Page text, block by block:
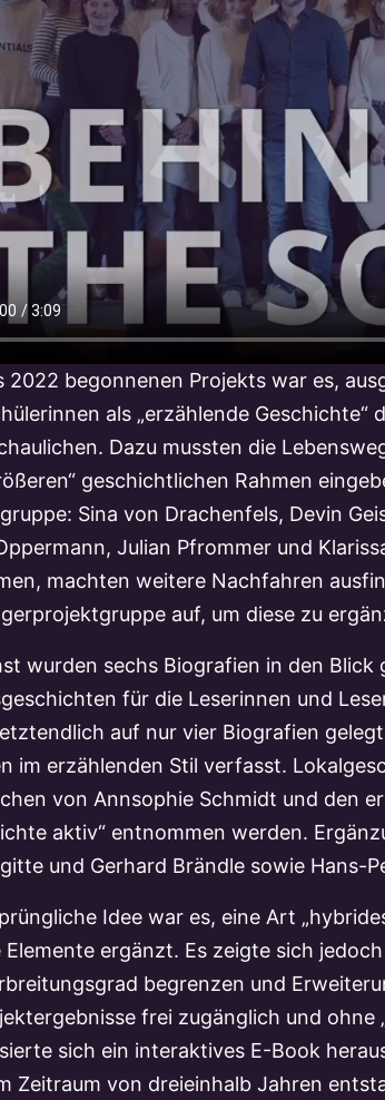
2022 begonnenen Projekts war es,
als „erzählende
Dazu mussten die
geschichtlichen Rahmen
Sina von Drachenfels, Devin
Julian Pfrommer und
machten weitere Nachfahren
auf, um diese zu
wurden sechs Biografien in den Blick
für die Leserinnen und
auf nur vier Biografien
im erzählenden Stil verfasst.
von Annsophie Schmidt und den
aktiv“ entnommen werden.
und Gerhard Brändle sowie Hans-
Idee war es, eine Art
Elemente ergänzt. Es zeigte sich
begrenzen und
frei zugänglich und ohne
sich ein interaktives E-Book
Zeitraum von dreieinhalb Jahren